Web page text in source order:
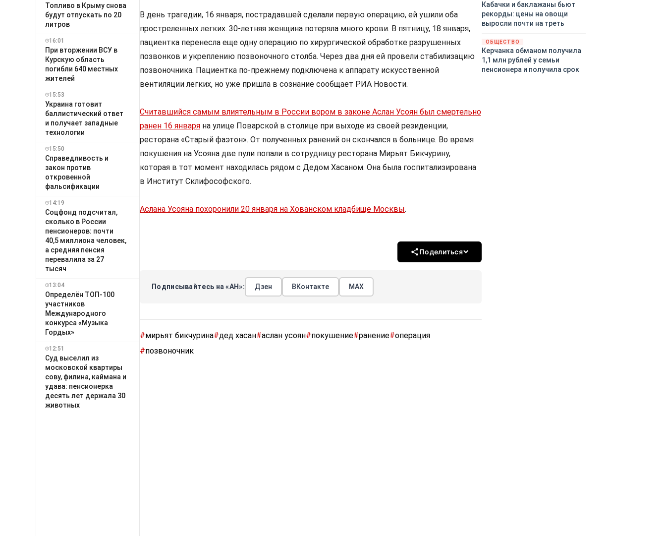
Топливо в Крыму снова
будут отпускать по 20
литров
16:01
При вторжении ВСУ в
Курскую область
погибли 640 местных
жителей
15:53
Украина готовит
баллистический ответ
и получает западные
технологии
15:50
Справедливость и
закон против
откровенной
фальсификации
14:19
Соцфонд подсчитал,
сколько в России
пенсионеров: почти
40,5 миллиона человек,
а средняя пенсия
перевалила за 27
тысяч
13:04
Определён ТОП-100
участников
Международного
конкурса «Музыка
Гордых»
12:51
Суд выселил из
московской квартиры
сову, филина, каймана и
удава: пенсионерка
десять лет держала 30
животных
В день трагедии, 16 января, пострадавшей сделали первую операцию, ей ушили оба
простреленных легких. 30-летняя женщина потеряла много крови. В пятницу, 18 января,
пациентка перенесла еще одну операцию по хирургической обработке разрушенных
позвонков и укреплению позвоночного столба. Через два дня ей провели стабилизацию
позвоночника. Пациентка по-прежнему подключена к аппарату искусственной
вентиляции легких, но уже пришла в сознание сообщает РИА Новости.
Считавшийся самым влиятельным в России вором в законе Аслан Усоян был смертельно
ранен 16 января на улице Поварской в столице при выходе из своей резиденции,
ресторана «Старый фаэтон». От полученных ранений он скончался в больнице. Во время
покушения на Усояна две пули попали в сотрудницу ресторана Мирьят Бикчурину,
которая в тот момент находилась рядом с Дедом Хасаном. Она была госпитализирована
в Институт Склифософского.
Аслана Усояна похоронили 20 января на Хованском кладбище Москвы.
Поделиться
Подписывайтесь на «АН»: Дзен ВКонтакте МАХ
#мирьят бикчурина#дед хасан#аслан усоян#покушение#ранение#операция
#позвоночник
Кабачки и баклажаны бьют
рекорды: цены на овощи
выросли почти на треть
ОБЩЕСТВО
Керчанка обманом получила
1,1 млн рублей у семьи
пенсионера и получила срок